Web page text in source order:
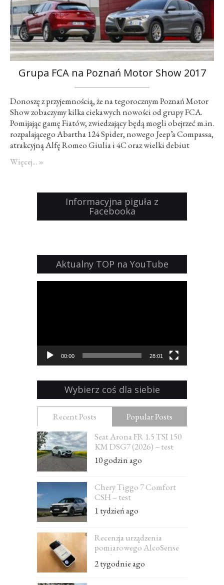
Grupa FCA na Poznań Motor Show 2017
Donoszę z przyjemnością, że na tegorocznym Poznań Motor
Show zobaczymy kilka ciekawych nowości od grupy FCA.
Pomijając gamę Fiatów, zwiedzający będą mogli obejrzeć m.in.
rozpalającego Abartha 124 Spider, nowego Jeep’a Compassa,
atrakcyjną Alfę Romeo Giulia i 4C oraz wielki debiut
Już niedługo… Patryk Rudnicki
Więcej... »
Informacyjna piguła z
Facebooka
Aktualny TOP na YouTube
00:00 28:01
Wybierz coś dla siebie
Recent Posts
Popular Posts
Seat Arona FR 1.5 TSI 150
KM DSG7 (2026) – test
10 godzin ago
Chery Tiggo 7 Comfort
CSH – test
1 tydzień ago
Recenzja urządzenia
pomiarowego AlcoSense
Excel
2 tygodnie ago